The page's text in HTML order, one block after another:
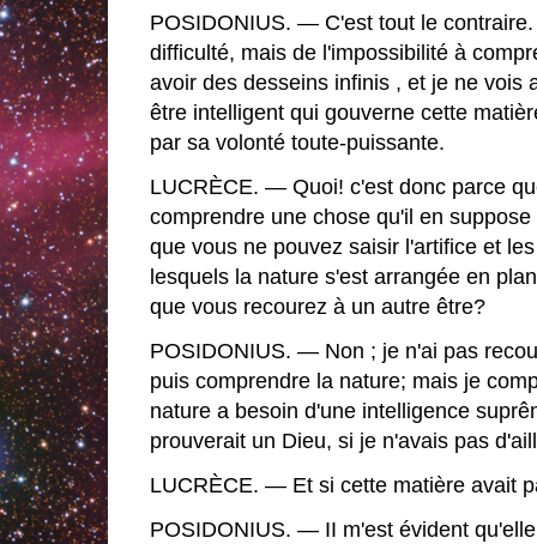
POSIDONIUS. — C'est tout le
difficulté, mais de l'impossibilité à
avoir des desseins infinis , et je ne vois
être intelligent qui gouverne cette
par sa volonté toute-puissante.
LUCRÈCE. — Quoi! c'est donc parce
comprendre une chose qu'il en
que vous ne pouvez saisir l'artifice et
lesquels la nature s'est arrangée en
que vous recourez à un autre être?
POSIDONIUS. — Non ; je n'ai pas
puis comprendre la nature; mais je
nature a besoin d'une intelligence
prouverait un Dieu, si je n'avais pas
LUCRÈCE. — Et si cette matière avait
POSIDONIUS. — II m'est évident